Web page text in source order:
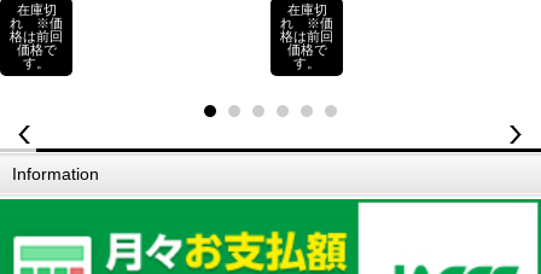
在庫切
れ ※価
格は前回
価格で
す。
在庫切
れ ※価
格は前回
価格で
す。
Information